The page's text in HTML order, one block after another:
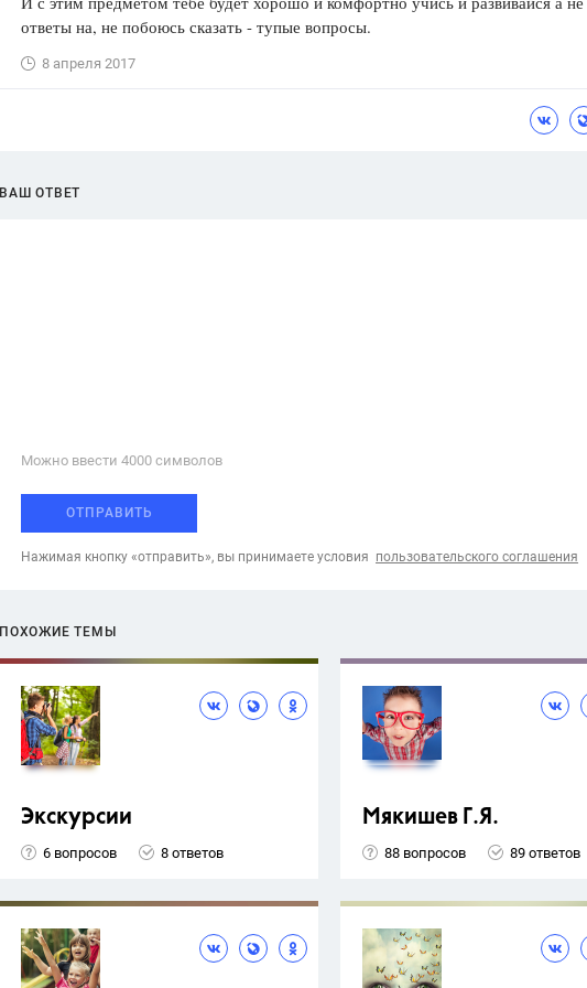
ответы на, не побоюсь сказать - тупые вопросы.
8 апреля 2017
ВАШ ОТВЕТ
Можно ввести 4000 cимволов
ОТПРАВИТЬ
Нажимая кнопку «отправить», вы принимаете условия пользовательского соглашения
ПОХОЖИЕ ТЕМЫ
Экскурсии
6 вопросов 8 ответов
Мякишев Г.Я.
88 вопросов 89 ответов